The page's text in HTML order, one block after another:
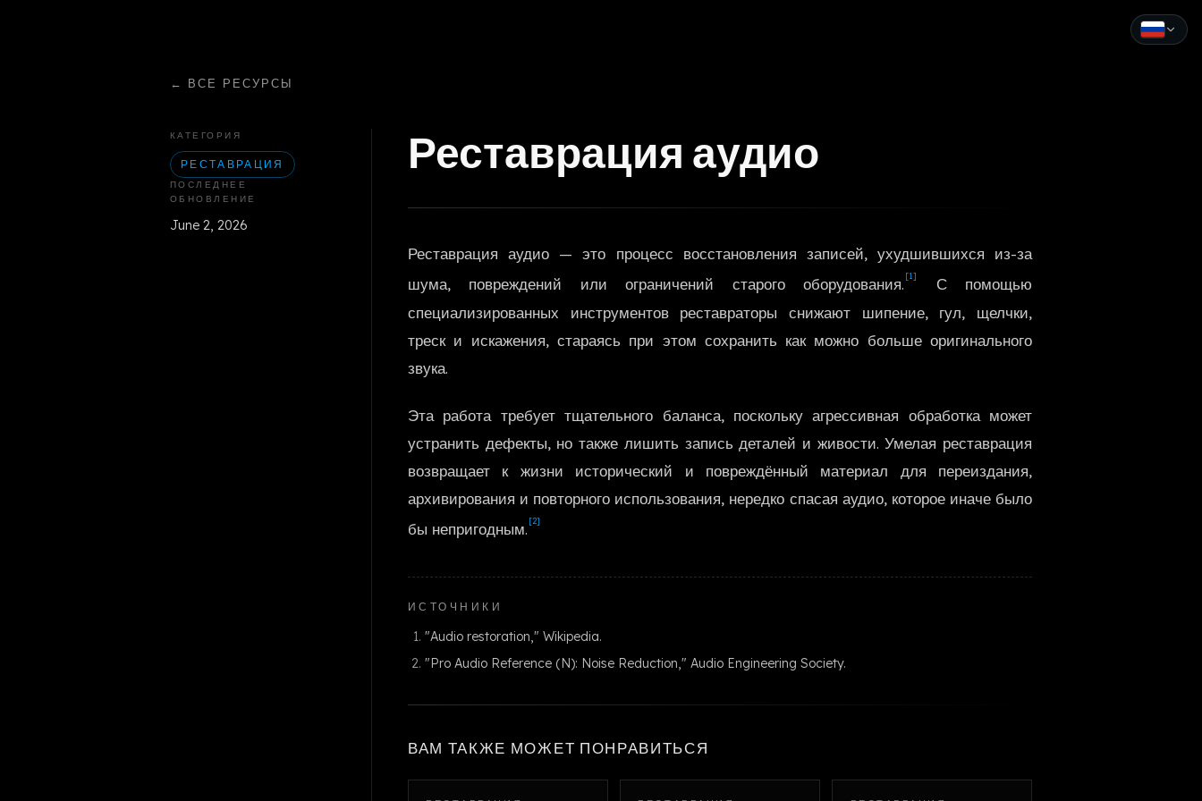
← ВСЕ РЕСУРСЫ
КАТЕГОРИЯ
РЕСТАВРАЦИЯ
ПОСЛЕДНЕЕ
ОБНОВЛЕНИЕ
June 2, 2026
Реставрация аудио
Реставрация аудио — это процесс восстановления записей, ухудшившихся из-за
шума, повреждений или ограничений старого оборудования. [1]
С помощью
специализированных инструментов реставраторы снижают шипение, гул, щелчки,
треск и искажения, стараясь при этом сохранить как можно больше оригинального
звука.
Эта работа требует тщательного баланса, поскольку агрессивная обработка может
устранить дефекты, но также лишить запись деталей и живости. Умелая реставрация
возвращает к жизни исторический и повреждённый материал для переиздания,
архивирования и повторного использования, нередко спасая аудио, которое иначе было
бы непригодным. [2]
ИСТОЧНИКИ
"Audio restoration," Wikipedia.
"Pro Audio Reference (N): Noise Reduction," Audio Engineering Society.
ВАМ ТАКЖЕ МОЖЕТ ПОНРАВИТЬСЯ